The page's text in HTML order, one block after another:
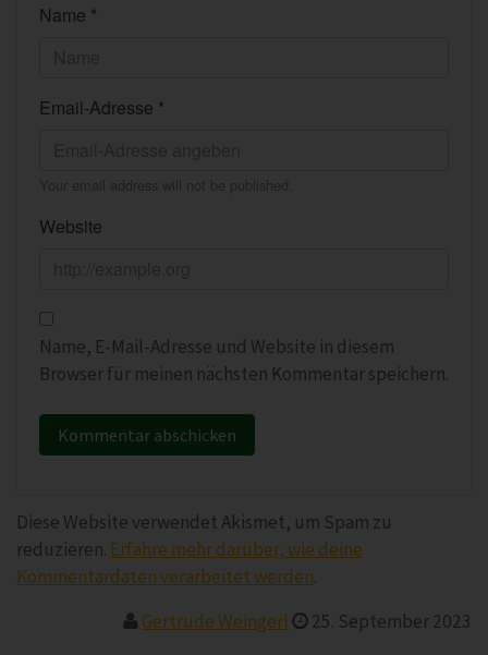
Name *
Email-Adresse *
Your email address will not be published.
Website
Name, E-Mail-Adresse und Website in diesem
Browser für meinen nächsten Kommentar speichern.
Diese Website verwendet Akismet, um Spam zu
reduzieren. Erfahre mehr darüber, wie deine
Kommentardaten verarbeitet werden.
Gertrude Weingerl
25. September 2023